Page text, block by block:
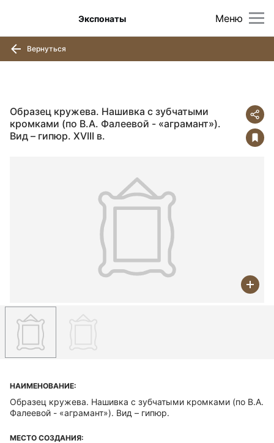
Меню
Экспонаты
Вернуться
Образец кружева. Нашивка с зубчатыми
кромками (по В.А. Фалеевой - «аграмант»).
Вид – гипюр. XVIII в.
НАИМЕНОВАНИЕ:
Образец кружева. Нашивка с зубчатыми кромками (по В.А.
Фалеевой - «аграмант»). Вид – гипюр.
МЕСТО СОЗДАНИЯ: